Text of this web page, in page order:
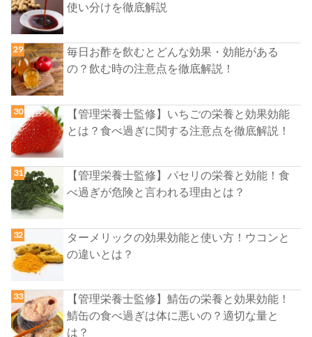
使い分けを徹底解説
毎日お酢を飲むとどんな効果・効能がある
の？飲む時の注意点を徹底解説！
【管理栄養士監修】いちごの栄養と効果効能
とは？食べ過ぎに関する注意点を徹底解説！
【管理栄養士監修】パセリの栄養と効能！食
べ過ぎが危険と言われる理由とは？
ターメリックの効果効能と使い方！ウコンと
の違いとは？
【管理栄養士監修】鯖缶の栄養と効果効能！
鯖缶の食べ過ぎは体に悪いの？適切な量と
は？